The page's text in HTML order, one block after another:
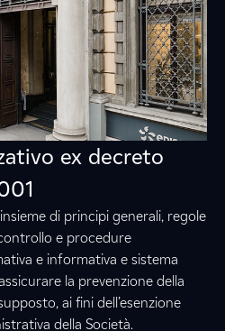
ex decreto
di principi generali, regole
e procedure
e informativa e sistema
la prevenzione della
ai fini dell’esenzione
della Società.